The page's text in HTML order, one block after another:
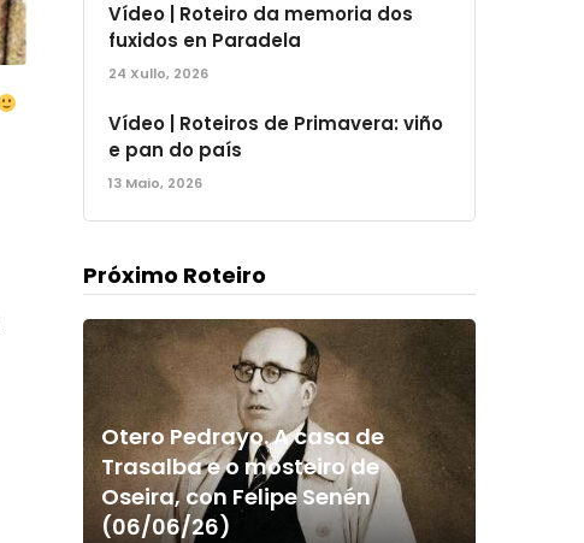
Vídeo | Roteiro da memoria dos
fuxidos en Paradela
24 Xullo, 2026
Vídeo | Roteiros de Primavera: viño
e pan do país
13 Maio, 2026
Próximo Roteiro
Otero Pedrayo. A casa de
Trasalba e o mosteiro de
Oseira, con Felipe Senén
(06/06/26)